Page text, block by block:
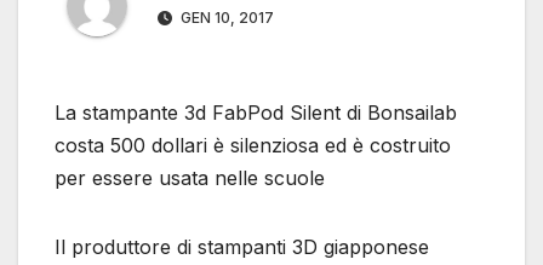
GEN 10, 2017
La stampante 3d FabPod Silent di Bonsailab
costa 500 dollari è silenziosa ed è costruito
per essere usata nelle scuole
Il produttore di stampanti 3D giapponese